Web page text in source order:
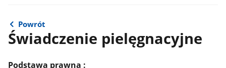
w
Powrót
Świadczenie pielęgnacyjne
Podstawa prawna :